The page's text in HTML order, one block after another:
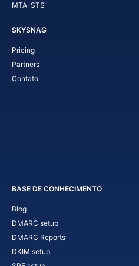
MTA-STS
SKYSNAG
Pricing
Partners
Contato
BASE DE CONHECIMENTO
Blog
DMARC setup
DMARC Reports
DKIM setup